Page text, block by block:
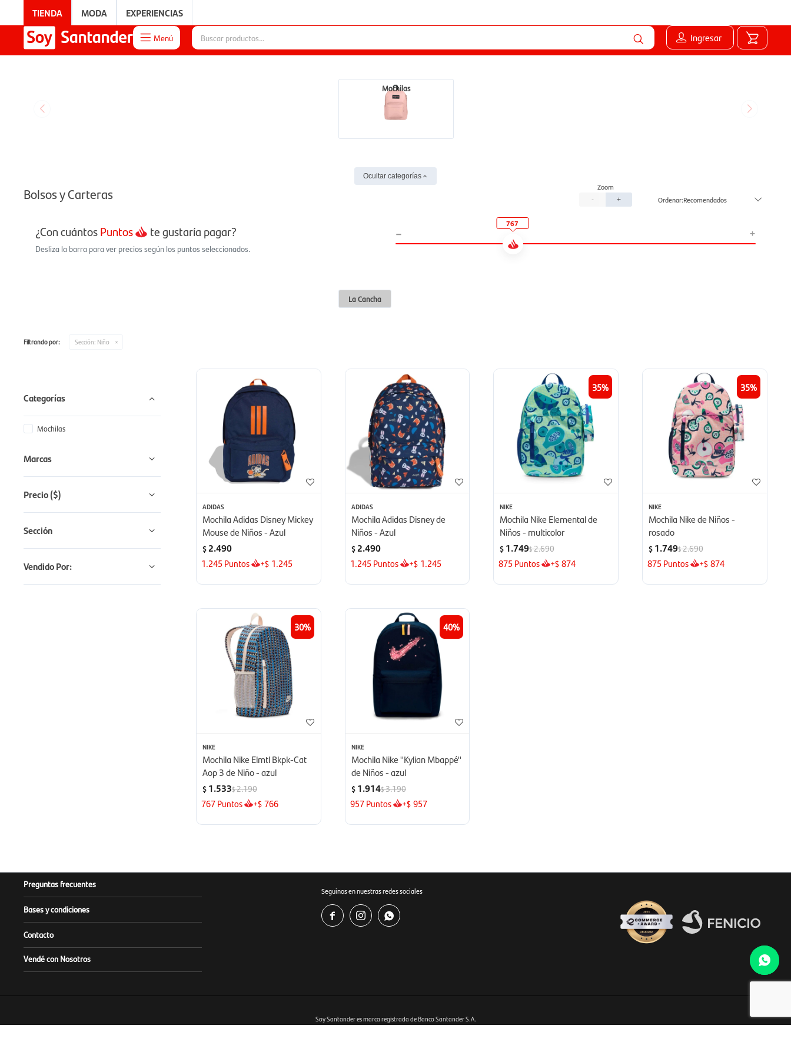
TIENDA MODA EXPERIENCIAS
 Menú Ingresar
Mochilas
Ocultar categorías
Bolsos y Carteras - + Recomendados
¿Con cuántosPuntos te gustaría pagar?
Desliza la barra para ver precios según los puntos seleccionados.
- +
767
La Cancha
Filtrando por: Sección: Niño
ADIDAS
Mochila Adidas Disney Mickey
Mouse de Niños - Azul
$2.490
1.245 Puntos +$ 1.245
ADIDAS
Mochila Adidas Disney de
Niños - Azul
$2.490
1.245 Puntos +$ 1.245
35
NIKE
Mochila Nike Elemental de
Niños - multicolor
$ 1.749$2.690
875 Puntos +$ 874
35
NIKE
Mochila Nike de Niños -
rosado
$ 1.749$2.690
875 Puntos +$ 874
30
NIKE
Mochila Nike Elmtl Bkpk-Cat
Aop 3 de Niño - azul
$ 1.533$2.190
767Puntos +$ 766
40
NIKE
Mochila Nike ''Kylian Mbappé''
de Niños - azul
$ 1.914$3.190
957Puntos +$ 957
Categorías
Mochilas
Marcas
Precio($)
Sección
Vendido Por:
Preguntas frecuentes
Bases y condiciones
Contacto
Vendé con Nosotros
Seguinos en nuestras redes sociales
  
Fenicio eCommerce Uruguay
Soy Santander es marca registrada de Banco Santander S.A.